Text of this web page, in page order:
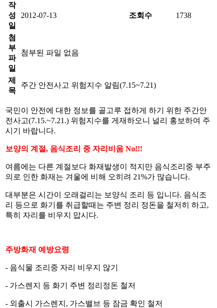
작
성
일
2012-07-13 조회수 1738
첨
부
파
일
첨부된 파일 없음
제
목
주간 안전사고 위험지수 알림(7.15~7.21)
국민이 안전에 대한 정보를 골고루 접하게 하기 위한 주간안
전사고(7.15.~7.21.) 위험지수를 게재하오니 널리 홍보하여 주
시기 바랍니다.
보양의 계절, 음식조리 중 자리비움 No!!!
여름에는 다른 계절보다 화재발생이 적지만 음식조리중 부주
의로 인한 화재는 겨울에 비해 오히려 21%가 많습니다.
대부분은 시간이 오래걸리는 보양식 조리 등 입니다. 음식조
리 등으로 화기를 취급할때는 주변 정리 정돈을 철저히 하고,
특히 자리를 비우지 맙시다.
주방화재 예방요령
- 음식물 조리중 자리 비우지 않기
- 가스렌지 등 화기 주변 정리정돈 철저
- 외출시 가스렌지, 가스밸브 등 잠금 확인 철저